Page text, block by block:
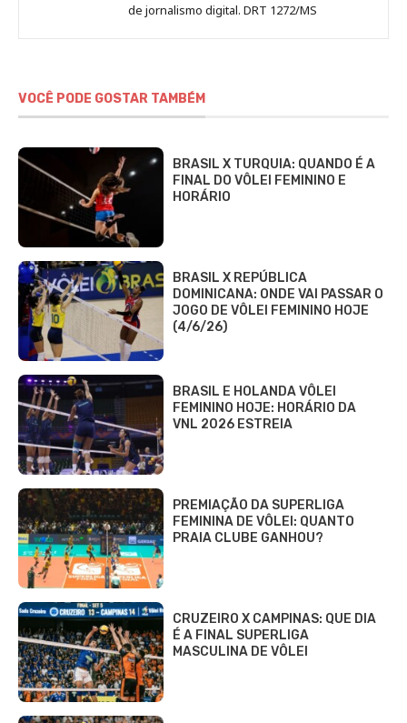
de jornalismo digital. DRT 1272/MS
VOCÊ PODE GOSTAR TAMBÉM
BRASIL X TURQUIA: QUANDO É A
FINAL DO VÔLEI FEMININO E
HORÁRIO
BRASIL X REPÚBLICA
DOMINICANA: ONDE VAI PASSAR O
JOGO DE VÔLEI FEMININO HOJE
(4/6/26)
BRASIL E HOLANDA VÔLEI
FEMININO HOJE: HORÁRIO DA
VNL 2026 ESTREIA
PREMIAÇÃO DA SUPERLIGA
FEMININA DE VÔLEI: QUANTO
PRAIA CLUBE GANHOU?
CRUZEIRO X CAMPINAS: QUE DIA
É A FINAL SUPERLIGA
MASCULINA DE VÔLEI